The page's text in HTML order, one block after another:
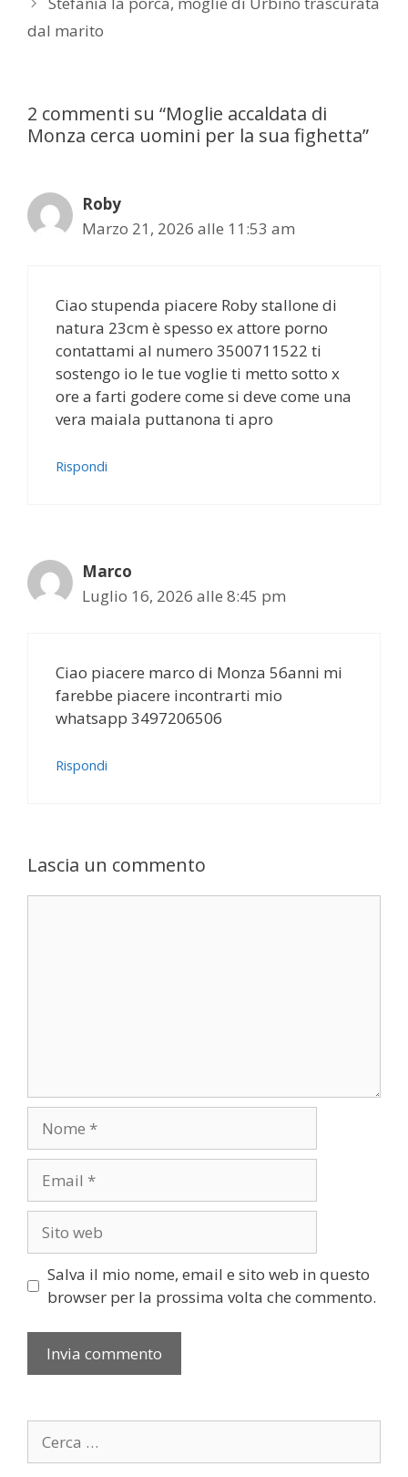
dal marito
2 commenti su “Moglie accaldata di
Monza cerca uomini per la sua fighetta”
Roby
Marzo 21, 2026 alle 11:53 am
Ciao stupenda piacere Roby stallone di
natura 23cm è spesso ex attore porno
contattami al numero 3500711522 ti
sostengo io le tue voglie ti metto sotto x
ore a farti godere come si deve come una
vera maiala puttanona ti apro
Rispondi
Marco
Luglio 16, 2026 alle 8:45 pm
Ciao piacere marco di Monza 56anni mi
farebbe piacere incontrarti mio
whatsapp 3497206506
Rispondi
Lascia un commento
web
Salva il mio nome, email e sito web in questo
browser per la prossima volta che commento.
per: